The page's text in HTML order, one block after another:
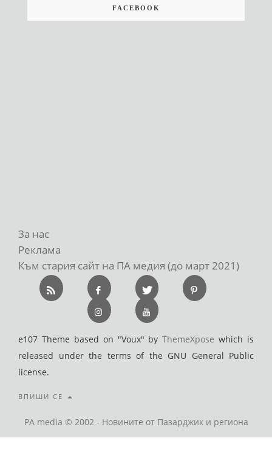
FACEBOOK
За нас
Реклама
Към стария сайт на ПА медия (до март 2021)
e107 Theme based on "Voux" byThemeXpose which is
released under the terms of the GNU General Public
license.
ВПИШИ СЕ
PA media © 2002 - Новините от Пазарджик и региона